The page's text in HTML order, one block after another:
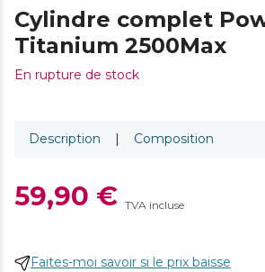
Cylindre complet
Titanium 2500Max
En rupture de stock
Description | Composition
59,90 € TVA incluse
Faites-moi savoir si le prix baisse